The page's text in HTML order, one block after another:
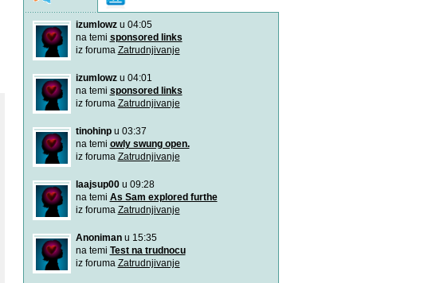
izumlowzu 04:05
na temi sponsored links
iz foruma Zatrudnjivanje
izumlowzu 04:01
na temi sponsored links
iz foruma Zatrudnjivanje
tinohinpu 03:37
na temi owly swung open.
iz foruma Zatrudnjivanje
laajsup00u 09:28
na temi As Sam explored furthe
iz foruma Zatrudnjivanje
Anonimanu 15:35
na temi Test na trudnocu
iz foruma Zatrudnjivanje